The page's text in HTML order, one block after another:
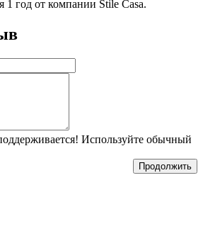
1 год от компании Stile Casa.
Используйте обычный
Продолжить